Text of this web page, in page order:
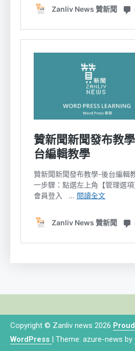
Copyright © Zanliv news 2026
WordPress | Theme: azure-news by